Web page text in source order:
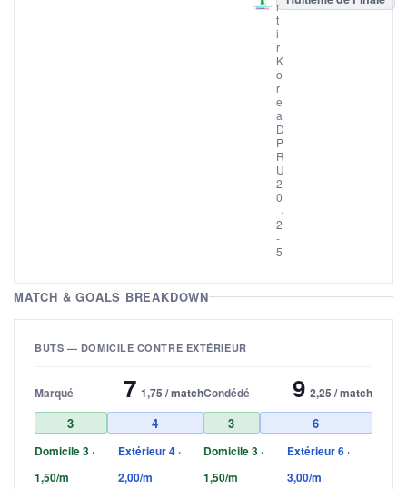
r
t
i
r
K
o
r
e
a
D
P
R
U
2
0
·
2
-
5
MATCH & GOALS BREAKDOWN
BUTS — DOMICILE CONTRE EXTÉRIEUR
Marqué 7 1,75 / match
3 4
Domicile 3 ·
1,50/m
Extérieur 4 ·
2,00/m
Condédé 9 2,25 / match
3 6
Domicile 3 ·
1,50/m
Extérieur 6 ·
3,00/m